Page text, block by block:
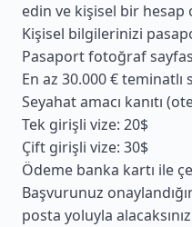
edin ve kişisel bir hesap
Kişisel bilgilerinizi
Pasaport fotoğraf
En az 30.000 € teminatlı
Seyahat amacı kanıtı
Tek girişli vize: 20$
Çift girişli vize: 30$
Ödeme banka kartı ile
Başvurunuz
posta yoluyla